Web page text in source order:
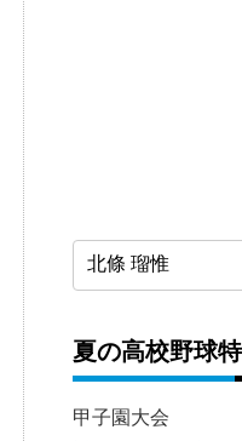
夏の高校野球
甲子園大会